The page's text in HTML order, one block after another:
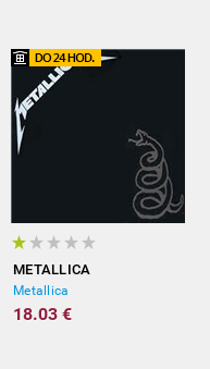
METALLICA
Metallica
18.03 €